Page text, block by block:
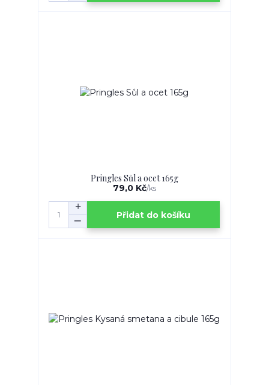
Pringles Sůl a ocet 165g
79,0 Kč/ks
Přidat do košíku